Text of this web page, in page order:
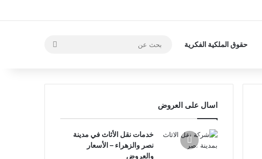
حقوق الملكية الفكرية
اسال على العروض
خدمات نقل الأثاث في مدينة
نصر والزهراء – الأسعار
والعروض